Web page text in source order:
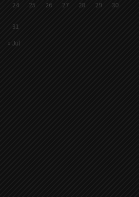
24 25 26 27 28 29 30
31
« Jul